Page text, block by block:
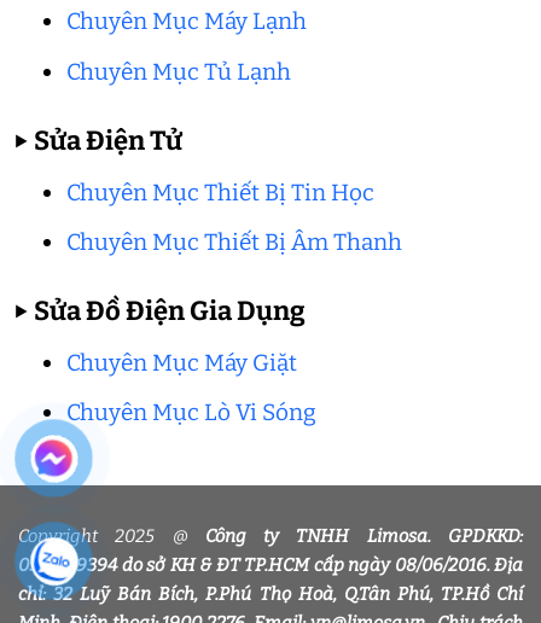
Chuyên Mục Máy Lạnh
Chuyên Mục Tủ Lạnh
▶ Sửa Điện Tử
Chuyên Mục Thiết Bị Tin Học
Chuyên Mục Thiết Bị Âm Thanh
▶ Sửa Đồ Điện Gia Dụng
Chuyên Mục Máy Giặt
Chuyên Mục Lò Vi Sóng
Copyright 2025 @ Công ty TNHH Limosa. GPDKKD:
0318339394 do sở KH & ĐT TP.HCM cấp ngày 08/06/2016. Địa
chỉ: 32 Luỹ Bán Bích, P.Phú Thọ Hoà, Q.Tân Phú, TP.Hồ Chí